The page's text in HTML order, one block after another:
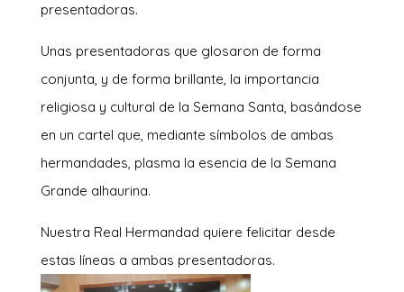
presentadoras.
Unas presentadoras que glosaron de forma
conjunta, y de forma brillante, la importancia
religiosa y cultural de la Semana Santa, basándose
en un cartel que, mediante símbolos de ambas
hermandades, plasma la esencia de la Semana
Grande alhaurina.
Nuestra Real Hermandad quiere felicitar desde
estas líneas a ambas presentadoras.